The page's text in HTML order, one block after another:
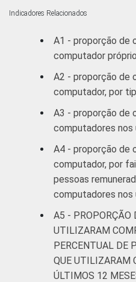
e
Base: 2.781
lucrativos que
computador.
de 2012 e março
Fonte: NIC.br -
Indicadores Relacionados
A1 - proporção de
computador
A2 - proporção de
computador, por
A3 - proporção de
computadores
A4 - proporção de
computador, por
pessoas
computadores
A5 - PROPORÇÃO
UTILIZARAM
PERCENTUAL DE
QUE UTILIZARAM
ÚLTIMOS 12